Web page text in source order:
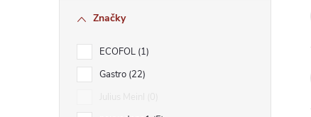
Značky
ECOFOL 1
Gastro 22